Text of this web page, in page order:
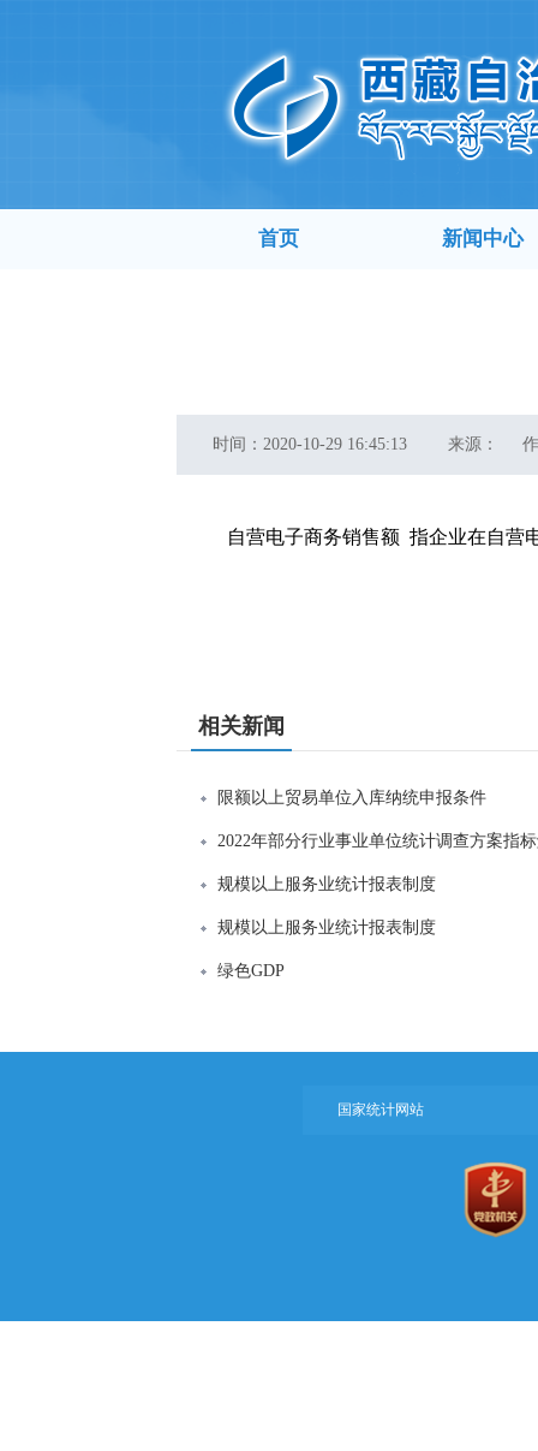
首页 新闻中心
时间： 2020-10-29 16:45:13 来源：
自营电子商务销售额指企业在自营
相关新闻
限额以上贸易单位入库纳统申报条件
2022年部分行业事业单位统计调查方案指
规模以上服务业统计报表制度
规模以上服务业统计报表制度
绿色GDP
国家统计网站